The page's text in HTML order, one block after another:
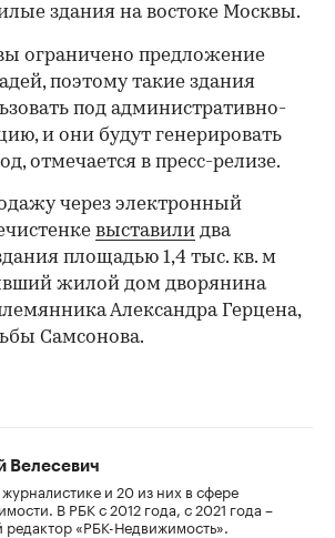
здания на востоке Москвы.
ограничено предложение
поэтому такие здания
под административно-
и они будут генерировать
отмечается в пресс-релизе.
через электронный
выставили два
площадью 1,4 тыс. кв. м
жилой дом дворянина
Александра Герцена,
Самсонова.
Велесевич
журналистике и 20 из них в сфере
В РБК с 2012 года, с 2021 года –
редактор «РБК-Недвижимость».